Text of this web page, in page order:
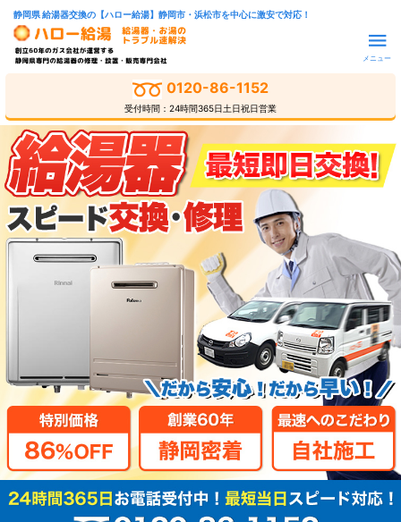
静岡県 給湯器交換の【ハロー給湯】静岡市・浜松市を中心に激安で対応！
メニュー
0120-86-1152
受付時間：24時間365日土日祝日営業